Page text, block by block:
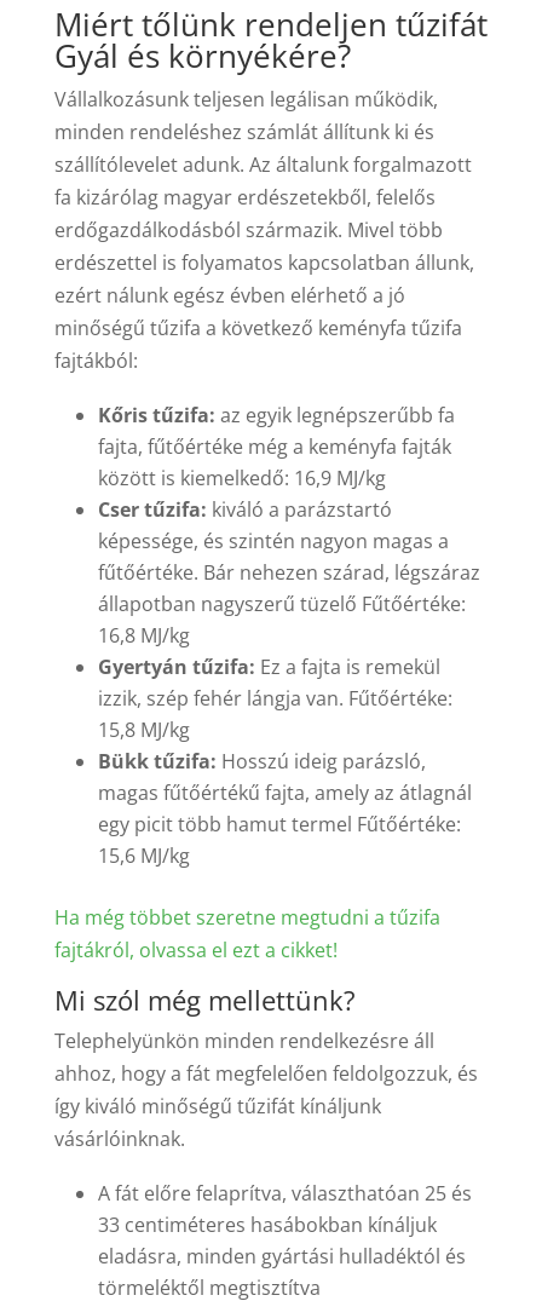
Miért tőlünk rendeljen tűzifát
Gyál és környékére?
Vállalkozásunk teljesen legálisan működik,
minden rendeléshez számlát állítunk ki és
szállítólevelet adunk. Az általunk forgalmazott
fa kizárólag magyar erdészetekből, felelős
erdőgazdálkodásból származik. Mivel több
erdészettel is folyamatos kapcsolatban állunk,
ezért nálunk egész évben elérhető a jó
minőségű tűzifa a következő keményfa tűzifa
fajtákból:
Kőris tűzifa: az egyik legnépszerűbb fa
fajta, fűtőértéke még a keményfa fajták
között is kiemelkedő: 16,9 MJ/kg
Cser tűzifa: kiváló a parázstartó
képessége, és szintén nagyon magas a
fűtőértéke. Bár nehezen szárad, légszáraz
állapotban nagyszerű tüzelő Fűtőértéke:
16,8 MJ/kg
Gyertyán tűzifa: Ez a fajta is remekül
izzik, szép fehér lángja van. Fűtőértéke:
15,8 MJ/kg
Bükk tűzifa: Hosszú ideig parázsló,
magas fűtőértékű fajta, amely az átlagnál
egy picit több hamut termel Fűtőértéke:
15,6 MJ/kg
Ha még többet szeretne megtudni a tűzifa
fajtákról, olvassa el ezt a cikket!
Mi szól még mellettünk?
Telephelyünkön minden rendelkezésre áll
ahhoz, hogy a fát megfelelően feldolgozzuk, és
így kiváló minőségű tűzifát kínáljunk
vásárlóinknak.
A fát előre felaprítva, választhatóan 25 és
33 centiméteres hasábokban kínáljuk
eladásra, minden gyártási hulladéktól és
törmeléktől megtisztítva